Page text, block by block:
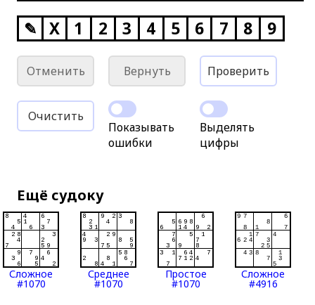
✎ X 1 2 3 4 5 6 7 8 9
Отменить Вернуть Проверить
Очистить
Показывать
ошибки
Выделять
цифры
Ещё судоку
Сложное
#1070
Среднее
#1070
Простое
#1070
Сложное
#4916